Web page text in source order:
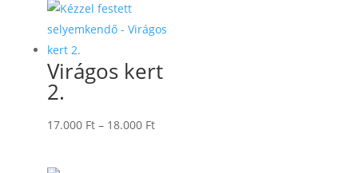
Virágos kert
2.
17.000 Ft – 18.000 FtÁrtartomány: